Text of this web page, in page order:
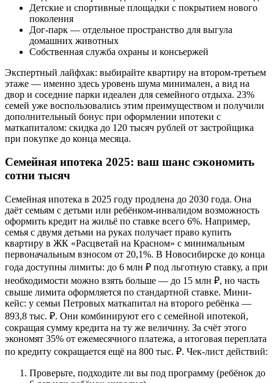
Детские и спортивные площадки с покрытием нового
поколения
Дог-парк — отдельное пространство для выгула
домашних животных
Собственная служба охраны и консьержей
Экспертный лайфхак: выбирайте квартиру на втором-третьем
этаже — именно здесь уровень шума минимален, а вид на
двор и соседние парки идеален для семейного отдыха. 23%
семей уже воспользовались этим преимуществом и получили
дополнительный бонус при оформлении ипотеки с
маткапиталом: скидка до 120 тысяч рублей от застройщика
при покупке до конца месяца.
Семейная ипотека 2025: ваш шанс сэкономить
сотни тысяч
Семейная ипотека в 2025 году продлена до 2030 года. Она
даёт семьям с детьми или ребёнком-инвалидом возможность
оформить кредит на жильё по ставке всего 6%. Например,
семья с двумя детьми на руках получает право купить
квартиру в ЖК «Расцветай на Красном» с минимальным
первоначальным взносом от 20,1%. В Новосибирске до конца
года доступны лимиты: до 6 млн ₽ под льготную ставку, а при
необходимости можно взять больше — до 15 млн ₽, но часть
свыше лимита оформляется по стандартной ставке. Мини-
кейс: у семьи Петровых маткапитал на второго ребёнка —
893,8 тыс. ₽. Они комбинируют его с семейной ипотекой,
сокращая сумму кредита на ту же величину. За счёт этого
экономят 35% от ежемесячного платежа, а итоговая переплата
по кредиту сокращается ещё на 800 тыс. ₽. Чек-лист действий:
Проверьте, подходите ли вы под программу (ребёнок до